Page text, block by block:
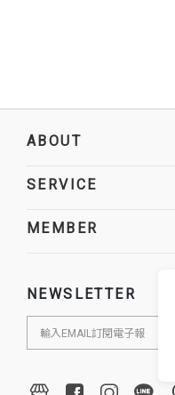
ABOUT
SERVICE
MEMBER
NEWSLETTER